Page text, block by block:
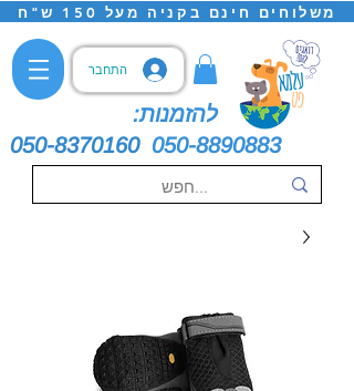
משלוחים חינם בקניה מעל 150 ש"ח
התחבר
להזמנות:
050-8370160 050-8890883